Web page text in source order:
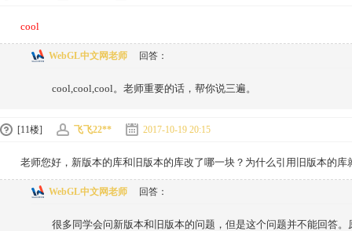
cool
WebGL中文网老师 回答：
cool,cool,cool。老师重要的话，帮你说三遍。
[11楼] 飞飞22** 2017-10-19 20:15
老师您好，新版本的库和旧版本的库改了哪一块？为什么引用旧版本的库
WebGL中文网老师 回答：
很多同学会问新版本和旧版本的问题，但是这个问题并不能回答